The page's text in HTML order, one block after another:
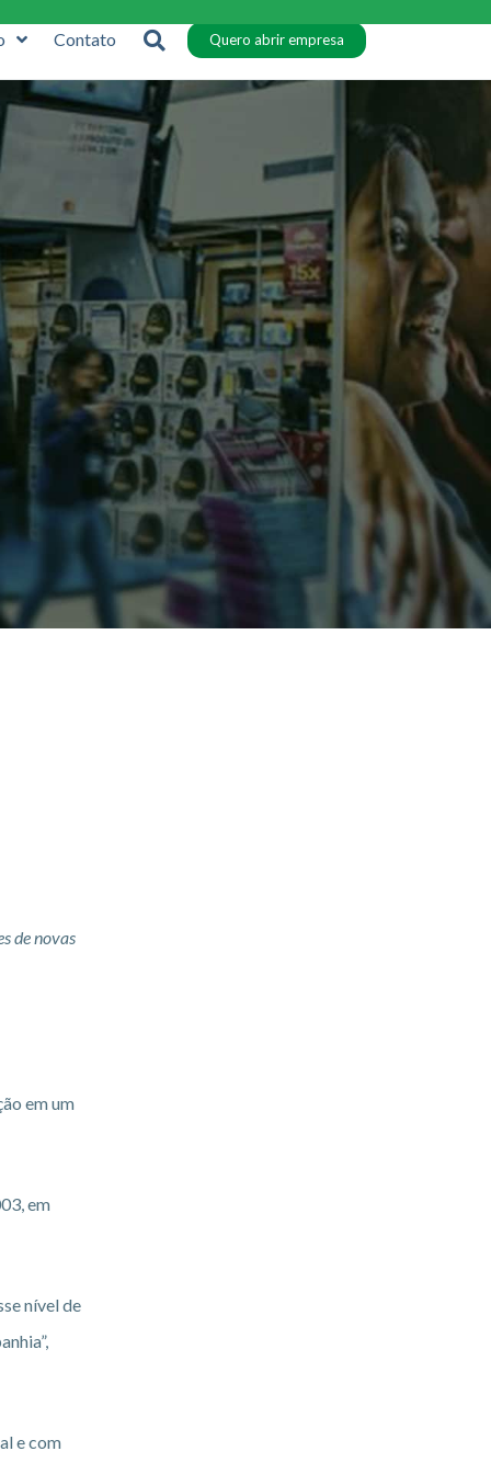
Contato Quero abrir empresa
de novas
em um
em
nível de
e com